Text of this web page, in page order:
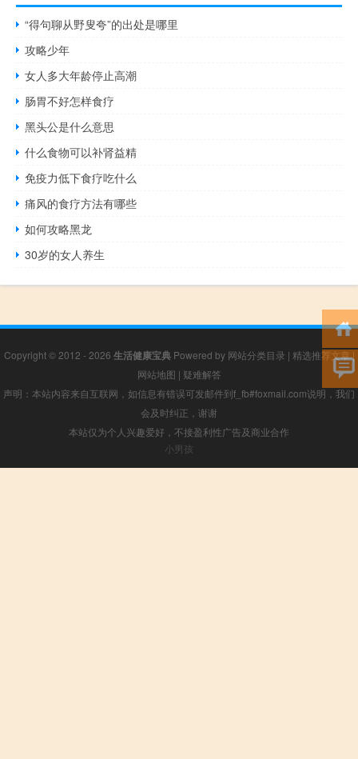
“得句聊从野叟夸”的出处是哪里
攻略少年
女人多大年龄停止高潮
肠胃不好怎样食疗
黑头公是什么意思
什么食物可以补肾益精
免疫力低下食疗吃什么
痛风的食疗方法有哪些
如何攻略黑龙
30岁的女人养生
Copyright © 2012 - 2026 生活健康宝典Powered by 网站分类目录 | 精选推荐文章|
网站地图 | 疑难解答
声明：本站内容来自互联网，如信息有错误可发邮件到f_fb#foxmail.com说明，我们
会及时纠正，谢谢
本站仅为个人兴趣爱好，不接盈利性广告及商业合作
小男孩